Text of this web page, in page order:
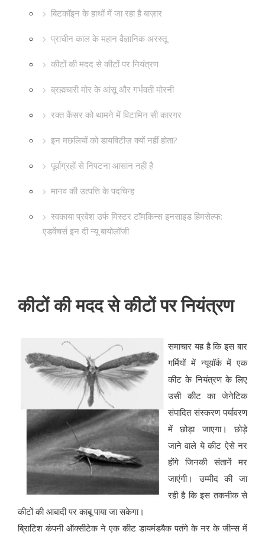
बिटकॉइन के हाथों में जा रहा है बाज़ार
प्राचीन काल के महान वैज्ञानिक अरस्तू
कीटों की मदद से कीटों पर नियंत्रण
ब्रह्मचारी मोर के आंसू और गर्भवती मोरनी
रक्त कैंसर को थामने में विटामिन सी कारगर
इन मछलियों को डायबिटीज़ क्यों नहीं होता?
पूर्वाग्रहों से निपटना आसान नहीं है
मानव की उत्पत्ति के पदचिन्ह
स्वकाया प्रवेश उर्फ मिस्टर टॉमकिन्स इनसाइड हिमसेल्फ:
एडवेंचर्स इन दी न्यू बायोलॉजी
कीटों की मदद से कीटों पर नियंत्रण
समाचार यह है कि इस बार
गर्मियों में न्यूयॉर्क में एक
कीट के नियंत्रण के लिए
उसी कीट का जेनेटिक
संपादित संस्करण पर्यावरण
में छोड़ा जाएगा। छोड़े
जाने वाले ये कीट ऐसे नर
होंगे जिनकी संतानें मर
जाएंगी। उम्मीद की जा
रही है कि इस तकनीक से
कीटों की आबादी पर काबू पाया जा सकेगा।
ब्रिाटिश कंपनी ऑक्सीटेक ने एक कीट डायमंडबैक पतंगे के नर के जीन्स में